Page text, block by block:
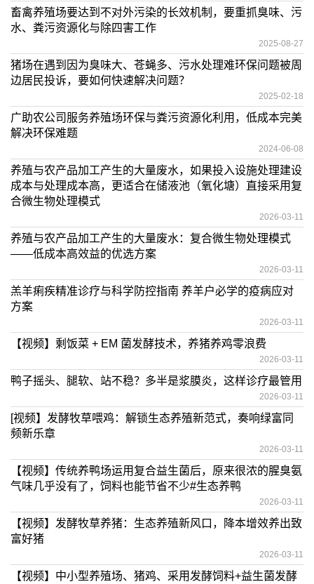
畜禽养殖场要达到不对外污染的长效机制，要重抓臭味、污
水、粪污资源化与除四害工作
2025-08-27
猪场在遇到因为臭味大、苍蝇多、污水处理难环保问题被周
边居民投诉，要如何快速解决问题？
2025-02-18
广助农公司服务养殖场环保与粪污资源化利用，低成本完美
解决环保难题
2024-06-08
养殖与农产品加工产生的大量废水，如果投入设施处理建设
成本与处理成本高，更适合在储液池（氧化塘）直接采用复
合微生物处理模式
2026-03-11
养殖与农产品加工产生的大量废水：复合微生物处理模式
——低成本高效益的优选方案
2026-03-11
羔羊痢疾精准诊疗与科学防控指南 养羊户必学的疫病应对
方案
2026-03-11
【视频】剩饭菜 + EM 菌发酵技术，养猪养鸡零浪费
2026-03-11
鸭子摇头、腿软、站不稳？多半是浆膜炎，这样诊疗最管用
2026-03-11
[视频】发酵牧草喂鸡：解锁生态养殖新范式，奏响绿富同
频新乐章
2026-03-11
【视频】传统养鸭场运用复合益生菌后，原来很浓的腥臭氨
气味几乎没有了，饲料也能节省不少#生态养鸭
2026-03-11
【视频】发酵牧草养猪：生态养殖新风口，降本增效养出致
富好猪
2026-03-11
【视频】中小型养殖场、猪鸡、采用发酵饲料+益生菌发酵